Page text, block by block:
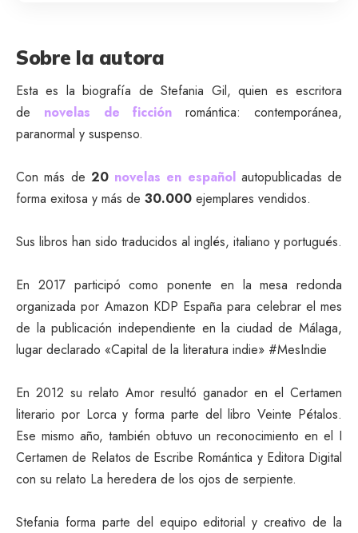
Sobre la autora
Esta es la biografía de Stefania Gil, quien es escritora
de novelas de ficción
romántica: contemporánea,
paranormal y suspenso.
Con más de 20 novelas en español autopublicadas de
forma exitosa y más de 30.000 ejemplares vendidos.
Sus libros han sido traducidos al inglés, italiano y portugués.
En 2017 participó como ponente en la mesa redonda
organizada por Amazon KDP España para celebrar el mes
de la publicación independiente en la ciudad de Málaga,
lugar declarado «Capital de la literatura indie» #MesIndie
En 2012 su relato Amor resultó ganador en el Certamen
literario por Lorca y forma parte del libro Veinte Pétalos.
Ese mismo año, también obtuvo un reconocimiento en el I
Certamen de Relatos de Escribe Romántica y Editora Digital
con su relato La heredera de los ojos de serpiente.
Stefania forma parte del equipo editorial y creativo de la